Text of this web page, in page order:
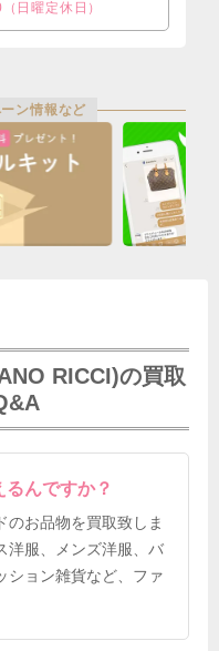
日曜定休日）
ン情報など
RICCI)の買取
んですか？
のお品物を買取致しま
洋服、メンズ洋服、バ
ション雑貨など、ファ